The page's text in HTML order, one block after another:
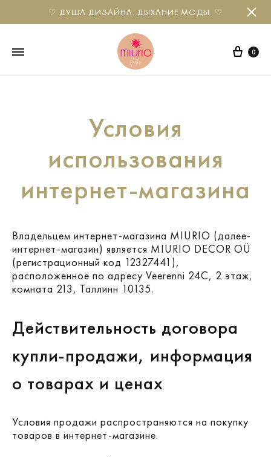
♡ ДУША ДИЗАЙНА. ДЫХАНИЕ МОДЫ. ♡
Miurio
MIURIO
website
e-
0
Условия
использования
интернет-магазина
Владельцем интернет-магазина MIURIO (далее-
интернет-магазин) является MIURIO DECOR OÜ
(регистрационный код 12327441),
расположенное по адресу Veerenni 24C, 2 этаж,
комната 213, Таллинн 10135.
Действительность договора
купли-продажи, информация
о товарах и ценах
Условия продажи распространяются на покупку
товаров в интернет-магазине.